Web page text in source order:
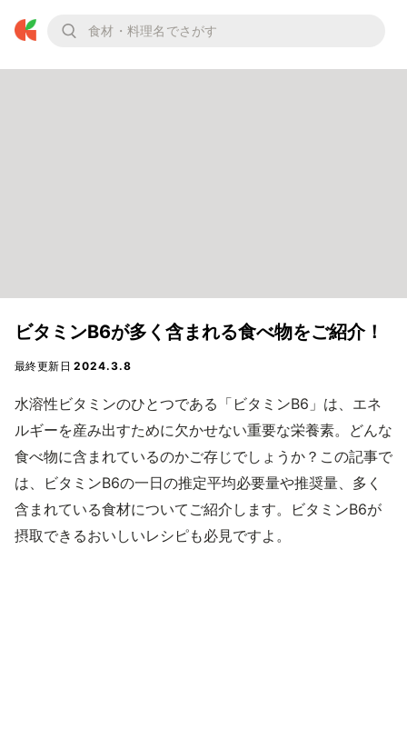
ビタミンB6が多く含まれる食べ物をご紹介！
最終更新日2024.3.8
水溶性ビタミンのひとつである「ビタミンB6」は、エネ
ルギーを産み出すために欠かせない重要な栄養素。どんな
食べ物に含まれているのかご存じでしょうか？この記事で
は、ビタミンB6の一日の推定平均必要量や推奨量、多く
含まれている食材についてご紹介します。ビタミンB6が
摂取できるおいしいレシピも必見ですよ。